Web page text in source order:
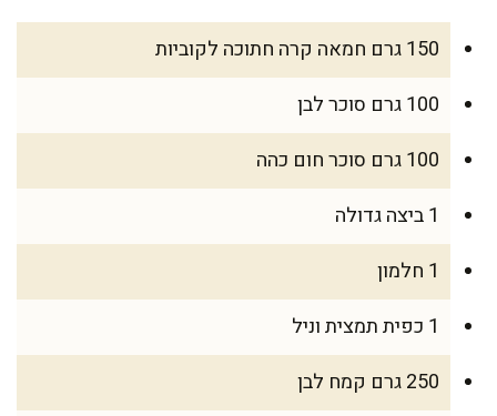
150 גרם חמאה קרה חתוכה לקוביות
100 גרם סוכר לבן
100 גרם סוכר חום כהה
1 ביצה גדולה
1 חלמון
1 כפית תמצית וניל
250 גרם קמח לבן